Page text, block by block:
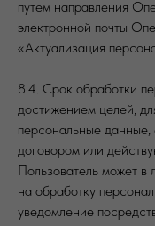
путем направления
электронной почты
«Актуализация
8.4. Срок обработки
достижением целей,
персональные
договором или
Пользователь может в
на обработку
уведомление